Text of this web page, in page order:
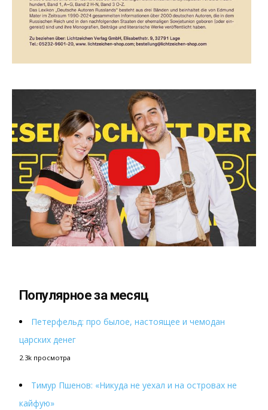
Популярное за месяц
Петерфельд: про былое, настоящее и чемодан
царских денег
2.3k просмотра
Тимур Пшенов: «Никуда не уехал и на островах не
кайфую»